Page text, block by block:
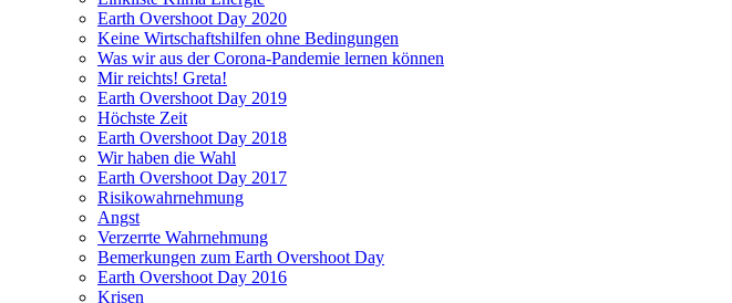
Earth Overshoot Day 2020
Keine Wirtschaftshilfen ohne Bedingungen
Was wir aus der Corona-Pandemie lernen können
Mir reichts! Greta!
Earth Overshoot Day 2019
Höchste Zeit
Earth Overshoot Day 2018
Wir haben die Wahl
Earth Overshoot Day 2017
Risikowahrnehmung
Angst
Verzerrte Wahrnehmung
Bemerkungen zum Earth Overshoot Day
Earth Overshoot Day 2016
Krisen